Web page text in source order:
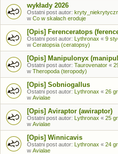
wykłady 2026
Ostatni post autor:
w Co w skałach eroduje
[Opis] Ferenceratops
Ostatni post autor: Lythronax « 9
w Ceratopsia (ceratopsy)
[Opis] Manipulonyx
Ostatni post autor: Taurovenator «
w Theropoda (teropody)
[Opis] Sobniogallus
Ostatni post autor: Lythronax « 26
w Avialae
[Opis] Aviraptor (awiraptor)
Ostatni post autor: Lythronax « 25
w Avialae
[Opis] Winnicavis
Ostatni post autor: Lythronax « 24
w Avialae